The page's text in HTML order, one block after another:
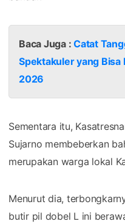
Baca Juga :Catat
Spektakuler yang Bisa
2026
​Sementara itu,
Sujarno membeberkan
merupakan warga lokal
Menurut dia,
butir pil dobel L ini